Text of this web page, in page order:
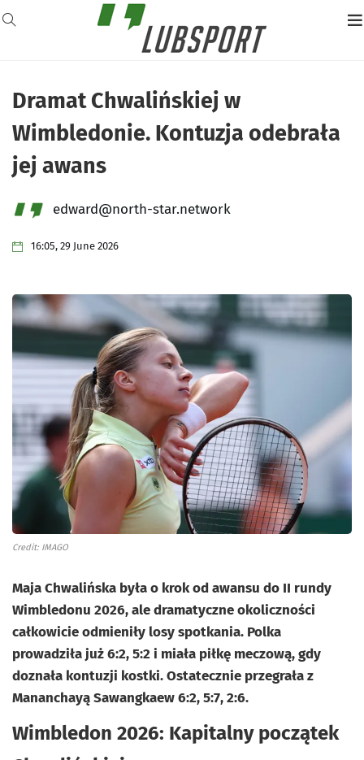
Dramat Chwalińskiej w
Wimbledonie. Kontuzja odebrała
jej awans
edward@north-star.network
16:05, 29 June 2026
Credit: IMAGO
Maja Chwalińska była o krok od awansu do II rundy
Wimbledonu 2026, ale dramatyczne okoliczności
całkowicie odmieniły losy spotkania. Polka
prowadziła już 6:2, 5:2 i miała piłkę meczową, gdy
doznała kontuzji kostki. Ostatecznie przegrała z
Mananchayą Sawangkaew 6:2, 5:7, 2:6.
Wimbledon 2026: Kapitalny początek